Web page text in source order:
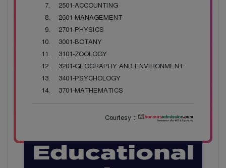
2501-ACCOUNTING
2601-MANAGEMENT
2701-PHYSICS
3001-BOTANY
3101-ZOOLOGY
3201-GEOGRAPHY AND ENVIRONMENT
3401-PSYCHOLOGY
3701-MATHEMATICS
Courtesy :